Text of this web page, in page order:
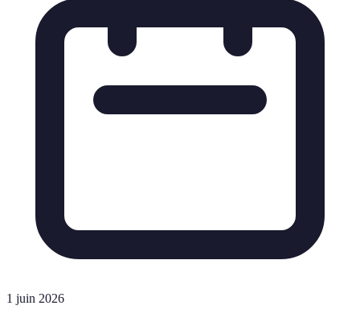
1 juin 2026